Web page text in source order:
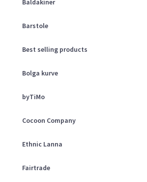
Baldakiner
Barstole
Best selling products
Bolga kurve
byTiMo
Cocoon Company
Ethnic Lanna
Fairtrade